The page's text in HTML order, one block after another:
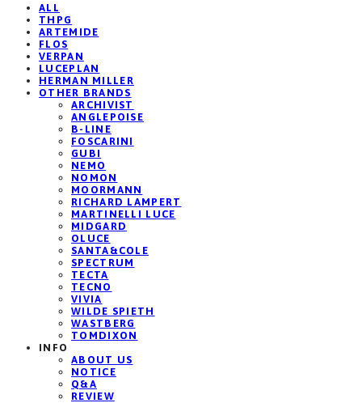
ALL
THPG
ARTEMIDE
FLOS
VERPAN
LUCEPLAN
HERMAN MILLER
OTHER BRANDS
ARCHIVIST
ANGLEPOISE
B-LINE
FOSCARINI
GUBI
NEMO
NOMON
MOORMANN
RICHARD LAMPERT
MARTINELLI LUCE
MIDGARD
OLUCE
SANTA&COLE
SPECTRUM
TECTA
TECNO
VIVIA
WILDE SPIETH
WASTBERG
TOMDIXON
INFO
ABOUT US
NOTICE
Q&A
REVIEW